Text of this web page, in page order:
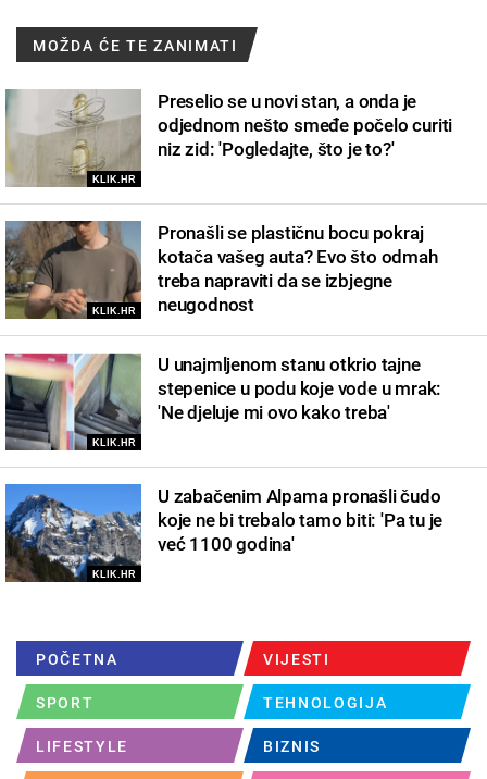
MOŽDA ĆE TE ZANIMATI
KLIK.HR
Preselio se u novi stan, a onda je
odjednom nešto smeđe počelo curiti
niz zid: 'Pogledajte, što je to?'
KLIK.HR
Pronašli se plastičnu bocu pokraj
kotača vašeg auta? Evo što odmah
treba napraviti da se izbjegne
neugodnost
KLIK.HR
U unajmljenom stanu otkrio tajne
stepenice u podu koje vode u mrak:
'Ne djeluje mi ovo kako treba'
KLIK.HR
U zabačenim Alpama pronašli čudo
koje ne bi trebalo tamo biti: 'Pa tu je
već 1100 godina'
POČETNA VIJESTI
SPORT TEHNOLOGIJA
LIFESTYLE BIZNIS